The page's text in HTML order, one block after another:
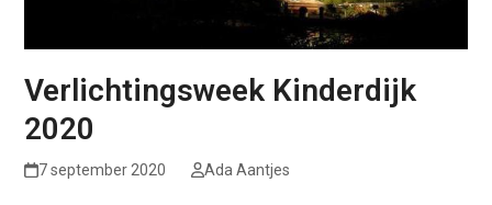
Verlichtingsweek Kinderdijk
2020
7 september 2020 Ada Aantjes